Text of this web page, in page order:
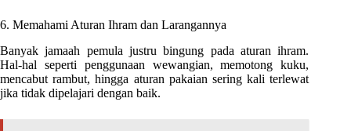
6. Memahami Aturan Ihram dan Larangannya
Banyak jamaah pemula justru bingung pada aturan ihram.
Hal-hal seperti penggunaan wewangian, memotong kuku,
mencabut rambut, hingga aturan pakaian sering kali terlewat
jika tidak dipelajari dengan baik.